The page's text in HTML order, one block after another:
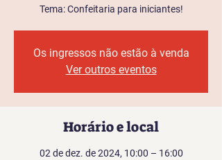
Tema: Confeitaria para iniciantes!
Os ingressos não estão à venda
Ver outros eventos
Horário e local
02 de dez. de 2024, 10:00 – 16:00